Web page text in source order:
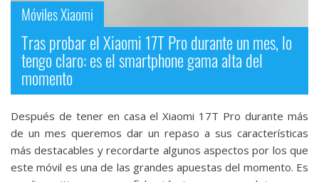
Móviles Xiaomi
Tras probar el Xiaomi 17T Pro durante un mes, lo
tengo claro: es el smartphone gama alta del
momento
Después de tener en casa el Xiaomi 17T Pro durante más
de un mes queremos dar un repaso a sus características
más destacables y recordarte algunos aspectos por los que
este móvil es una de las grandes apuestas del momento. Es